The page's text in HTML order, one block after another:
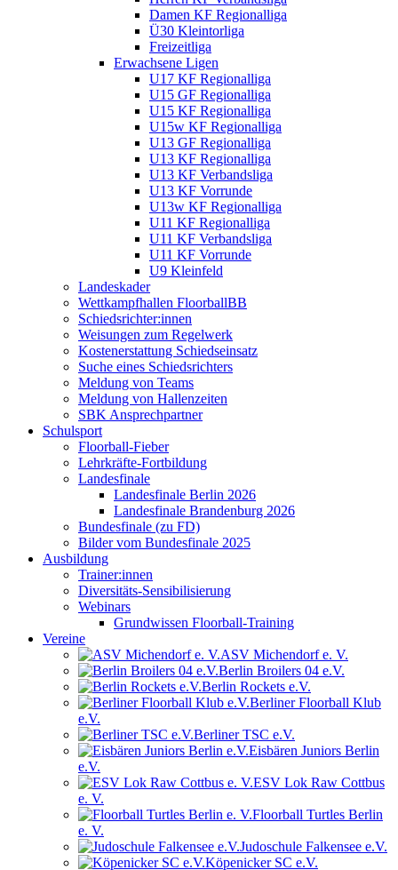
Damen KF Regionalliga
Ü30 Kleintorliga
Freizeitliga
Erwachsene Ligen
U17 KF Regionalliga
U15 GF Regionalliga
U15 KF Regionalliga
U15w KF Regionalliga
U13 GF Regionalliga
U13 KF Regionalliga
U13 KF Verbandsliga
U13 KF Vorrunde
U13w KF Regionalliga
U11 KF Regionalliga
U11 KF Verbandsliga
U11 KF Vorrunde
U9 Kleinfeld
Landeskader
Wettkampfhallen FloorballBB
Schiedsrichter:innen
Weisungen zum Regelwerk
Kostenerstattung Schiedseinsatz
Suche eines Schiedsrichters
Meldung von Teams
Meldung von Hallenzeiten
SBK Ansprechpartner
Schulsport
Floorball-Fieber
Lehrkräfte-Fortbildung
Landesfinale
Landesfinale Berlin 2026
Landesfinale Brandenburg 2026
Bundesfinale (zu FD)
Bilder vom Bundesfinale 2025
Ausbildung
Trainer:innen
Diversitäts-Sensibilisierung
Webinars
Grundwissen Floorball-Training
Vereine
ASV Michendorf e. V.
Berlin Broilers 04 e.V.
Berlin Rockets e.V.
Berliner Floorball Klub
e.V.
Berliner TSC e.V.
Eisbären Juniors Berlin
e.V.
ESV Lok Raw Cottbus
e. V.
Floorball Turtles Berlin
e. V.
Judoschule Falkensee e.V.
Köpenicker SC e.V.